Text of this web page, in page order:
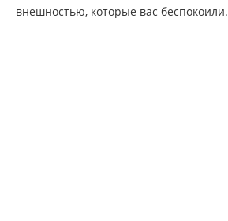
внешностью, которые вас беспокоили.